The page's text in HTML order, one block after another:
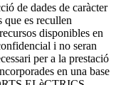
de dades de caràcter
que es recullen
disponibles en
i no seran
per a la prestació
en una base